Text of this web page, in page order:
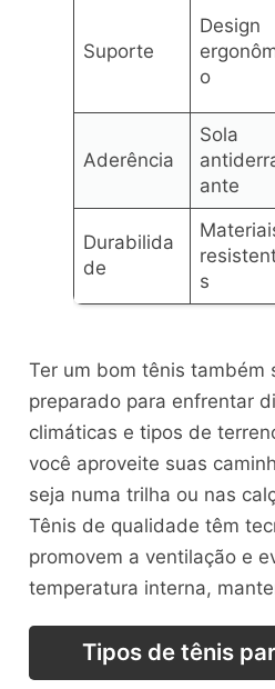
Suporte
Design
o
Aderência
Sola
ante
Durabilida
de
s
Ter um bom tênis também
preparado para enfrentar
climáticas e tipos de
você aproveite suas
seja numa trilha ou nas
Tênis de qualidade têm
promovem a ventilação e
temperatura interna,
Tipos de tênis